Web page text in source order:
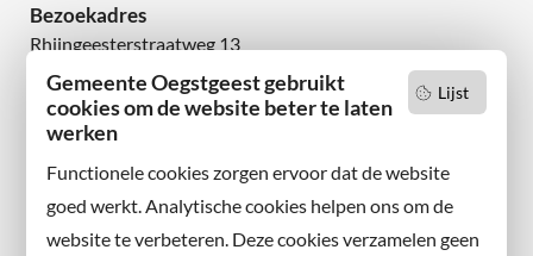
Lijst
Gemeente Oegstgeest gebruikt
cookies om de website beter te laten
werken
Functionele cookies zorgen ervoor dat de website
goed werkt. Analytische cookies helpen ons om de
website te verbeteren. Deze cookies verzamelen geen
Bezoekadres
Rhijngeesterstraatweg 13
2342 AN Oegstgeest
Wilt u niets missen?
en volg ons ook op sociale media.
Facebook